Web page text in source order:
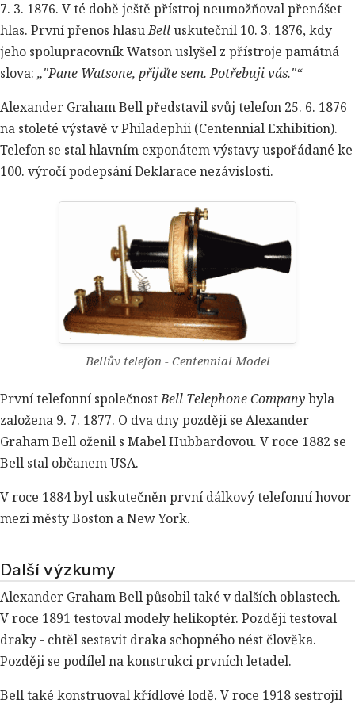
7. 3. 1876. V té době ještě přístroj neumožňoval přenášet
hlas. První přenos hlasuBelluskutečnil 10. 3. 1876, kdy
jeho spolupracovník Watson uslyšel z přístroje památná
slova:
"Pane Watsone, přijďte sem. Potřebuji vás."
Alexander Graham Bell představil svůj telefon 25. 6. 1876
na stoleté výstavě v Philadephii (Centennial Exhibition).
Telefon se stal hlavním exponátem výstavy uspořádané ke
100. výročí podepsání Deklarace nezávislosti.
Bellův telefon - Centennial Model
První telefonní společnostBell Telephone Companybyla
založena 9. 7. 1877. O dva dny později se Alexander
Graham Bell oženil s Mabel Hubbardovou. V roce 1882 se
Bell stal občanem USA.
V roce 1884 byl uskutečněn první dálkový telefonní hovor
mezi městy Boston a New York.
Další výzkumy
Alexander Graham Bell působil také v dalších oblastech.
V roce 1891 testoval modely helikoptér. Později testoval
draky - chtěl sestavit draka schopného nést člověka.
Později se podílel na konstrukci prvních letadel.
Bell také konstruoval křídlové lodě. V roce 1918 sestrojil